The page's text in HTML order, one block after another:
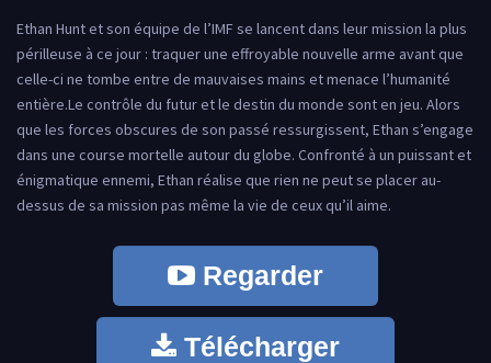
Ethan Hunt et son équipe de l’IMF se lancent dans leur mission la plus
périlleuse à ce jour : traquer une effroyable nouvelle arme avant que
celle-ci ne tombe entre de mauvaises mains et menace l’humanité
entière.Le contrôle du futur et le destin du monde sont en jeu. Alors
que les forces obscures de son passé ressurgissent, Ethan s’engage
dans une course mortelle autour du globe. Confronté à un puissant et
énigmatique ennemi, Ethan réalise que rien ne peut se placer au-
dessus de sa mission pas même la vie de ceux qu’il aime.
Regarder
Télécharger